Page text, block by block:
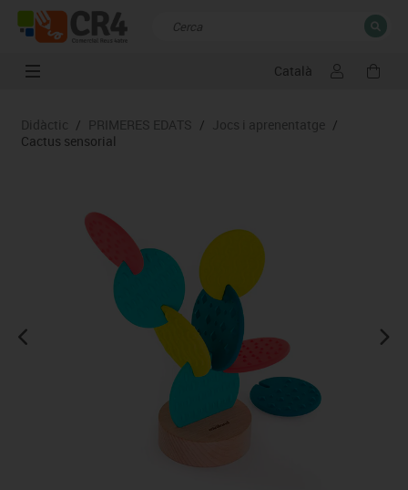
Català
Resultats de la recerca TANCAR
Didàctic / PRIMERES EDATS / Jocs i aprenentatge /
Cactus sensorial